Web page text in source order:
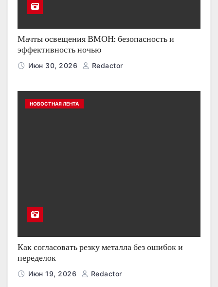
Мачты освещения ВМОН: безопасность и
эффективность ночью
Июн 30, 2026 Redactor
НОВОСТНАЯ ЛЕНТА
Как согласовать резку металла без ошибок и
переделок
Июн 19, 2026 Redactor